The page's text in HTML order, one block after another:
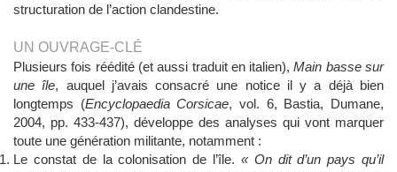
structuration de l’action clandestine.
UN OUVRAGE-CLÉ
Plusieurs fois réédité (et aussi traduit en italien),Main basse sur
une île, auquel j’avais consacré une notice il y a déjà bien
longtemps (Encyclopaedia Corsicae, vol. 6, Bastia, Dumane,
2004, pp. 433-437), développe des analyses qui vont marquer
toute une génération militante, notamment :
Le constat de la colonisation de l’île. « On dit d’un pays qu’il